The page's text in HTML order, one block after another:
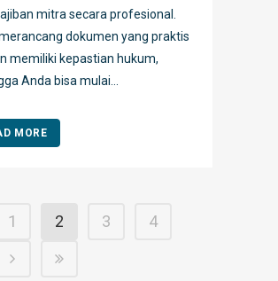
mitra secara profesional.
dokumen yang praktis
memiliki kepastian hukum,
Anda bisa mulai...
MORE
1 2 3
4